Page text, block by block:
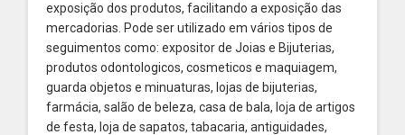
exposição dos produtos, facilitando a exposição das
mercadorias. Pode ser utilizado em vários tipos de
seguimentos como: expositor de Joias e Bijuterias,
produtos odontologicos, cosmeticos e maquiagem,
guarda objetos e minuaturas, lojas de bijuterias,
farmácia, salão de beleza, casa de bala, loja de artigos
de festa, loja de sapatos, tabacaria, antiguidades,